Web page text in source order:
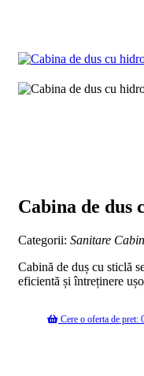
Cabina de dus
Categorii: Sanitare
Cabină de duș cu sticlă
eficientă și întreținere
Cere o oferta de pret: